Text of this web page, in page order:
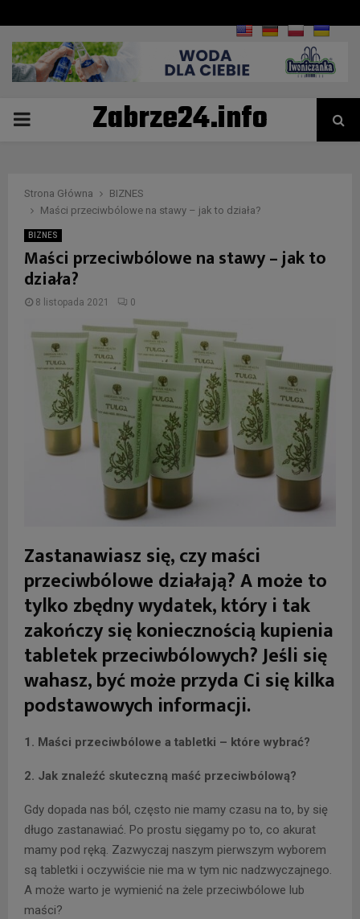
PRIMARYZabrze24.info
Strona Główna
BIZNES
Maści przeciwbólowe na stawy – jak to działa?
BIZNES
Maści przeciwbólowe na stawy – jak to
działa?
8 listopada 2021 0
Zastanawiasz się, czy maści
przeciwbólowe działają? A może to
tylko zbędny wydatek, który i tak
zakończy się koniecznością kupienia
tabletek przeciwbólowych? Jeśli się
wahasz, być może przyda Ci się kilka
podstawowych informacji.
1. Maści przeciwbólowe a tabletki – które wybrać?
2. Jak znaleźć skuteczną maść przeciwbólową?
Gdy dopada nas ból, często nie mamy czasu na to, by się
długo zastanawiać. Po prostu sięgamy po to, co akurat
mamy pod ręką. Zazwyczaj naszym pierwszym wyborem
są tabletki i oczywiście nie ma w tym nic nadzwyczajnego.
A może warto je wymienić na żele przeciwbólowe lub
maści?